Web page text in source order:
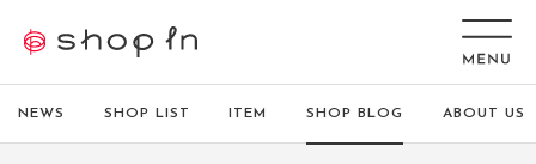
NEWS SHOP LIST ITEM SHOP BLOG ABOUT US